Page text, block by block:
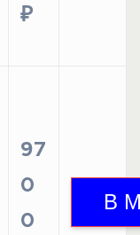
₽
97
0
0